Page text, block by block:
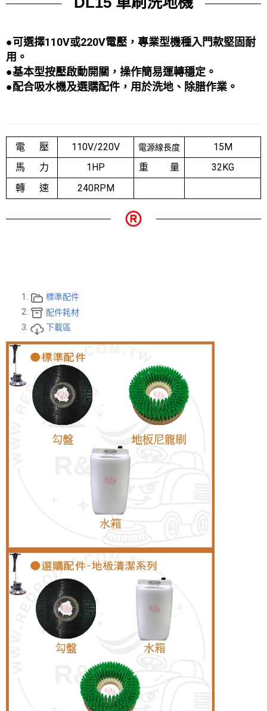
●可選擇110V或220V電壓，專業型機種入門款堅固耐
用。
●基本型按壓啟動開關，操作簡易運轉穩定。
●配合吸水機及選購配件，用於洗地、除腊作業 。
電 壓 110V/220V 電源線長度
15M
馬 力
1HP 重 量
32KG
轉 速
240RPM
標準配件
配件耗材
下載區